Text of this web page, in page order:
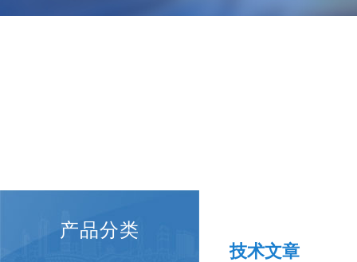
产品分类
技术文章